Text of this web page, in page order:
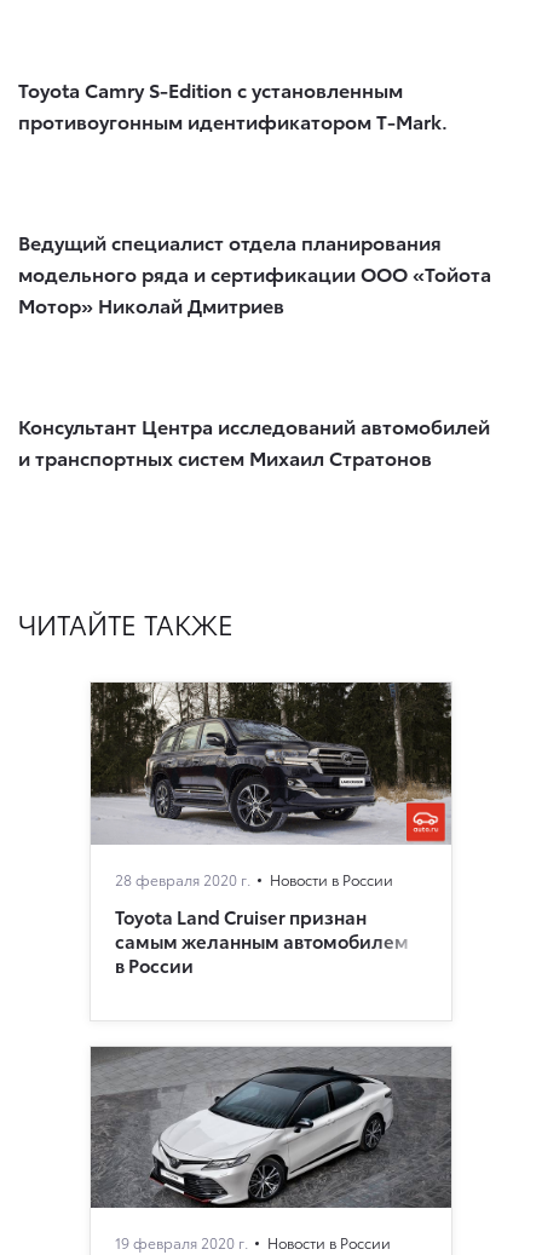
Toyota Camry S-Edition с установленным
противоугонным идентификатором T-Mark.
Ведущий специалист отдела планирования
модельного ряда и сертификации ООО «Тойота
Мотор» Николай Дмитриев
Консультант Центра исследований автомобилей
и транспортных систем Михаил Стратонов
ЧИТАЙТЕ ТАКЖЕ
28 февраля 2020 г. Новости в России
Toyota Land Cruiser признан
самым желанным автомобилем
в России
19 февраля 2020 г. Новости в России